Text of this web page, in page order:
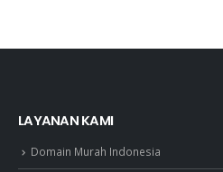
LAYANAN KAMI
Domain Murah Indonesia